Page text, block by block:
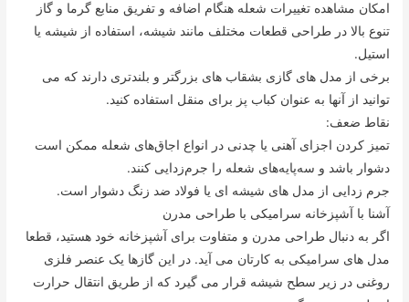
امکان مشاهده تغییرات شعله هنگام اضافه و تفریق منابع گرما و گاز
تنوع بالا در طراحی قطعات مختلف مانند شیشه، استفاده از شیشه یا
استیل.
برخی از مدل های گازی بشقاب های بزرگتر و بلندتری دارند که می
توانید از آنها به عنوان کباب پز برای منقل استفاده کنید.
نقاط ضعف:
تمیز کردن اجزای آهنی یا چدنی در انواع اجاق‌های شعله ممکن است
دشوار باشد و سه‌پایه‌های شعله را جرم‌زدایی کنند.
جرم زدایی از مدل های شیشه ای یا فولاد ضد زنگ دشوار است.
آشنا با آشپزخانه سرامیکی با طراحی مدرن
اگر به دنبال طراحی مدرن و متفاوت برای آشپزخانه خود هستید، قطعا
مدل های سرامیکی به کارتان می آید. در این گازها یک عنصر فلزی
روغنی در زیر سطح شیشه قرار می گیرد که از طریق انتقال حرارت